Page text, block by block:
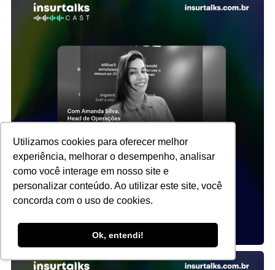
Utilizamos cookies para oferecer melhor
experiência, melhorar o desempenho, analisar
como você interage em nosso site e
personalizar conteúdo. Ao utilizar este site, você
concorda com o uso de cookies.
Ok, entendi!